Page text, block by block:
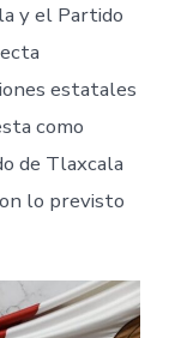
y el Partido
estatales
como
de Tlaxcala
lo previsto